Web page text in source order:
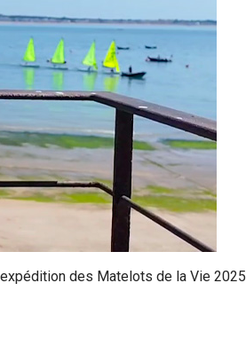
des Matelots de la Vie 2025